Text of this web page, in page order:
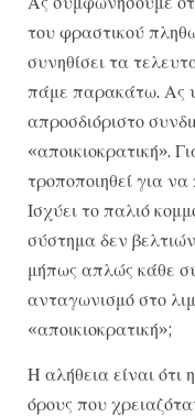
του φραστικού
συνηθίσει τα
πάμε παρακάτω. Ας
απροσδιόριστο
«αποικιοκρατική».
τροποποιηθεί για να
Ισχύει το παλιό
σύστημα δεν
μήπως απλώς κάθε
ανταγωνισμό στο
«αποικιοκρατική»;
Η αλήθεια είναι
όρους που